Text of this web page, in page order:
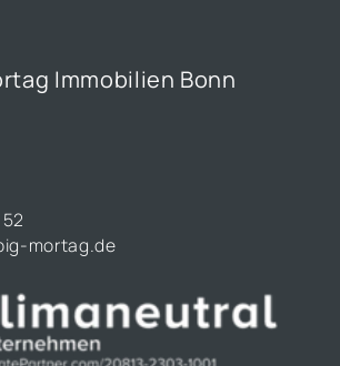
Immobilien Bonn
mortag.de